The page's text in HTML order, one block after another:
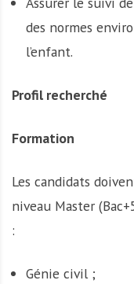
des normes
l’enfant.
Profil recherché
Formation
Les candidats
niveau Master
:
Génie civil ;